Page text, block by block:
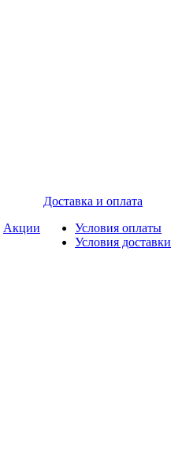
Акции
Доставка и оплата
Условия оплаты
Условия доставки